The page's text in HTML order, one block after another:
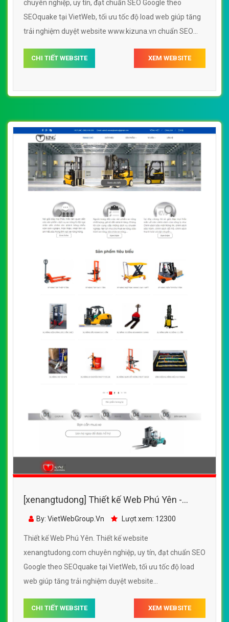
chuyên nghiệp, uy tín, đạt chuẩn SEO Google theo
SEOquake tại VietWeb, tối ưu tốc độ load web giúp tăng
trải nghiệm duyệt website www.kizuna.vn chuẩn SEO
CHI TIẾT WEBSITE XEM WEBSITE
[xenangtudong] Thiết kế Web Phú Yên -
xenangtudong.com
By: VietWebGroup.Vn Lượt xem: 12300
Thiết kế Web Phú Yên. Thiết kế website
xenangtudong.com chuyên nghiệp, uy tín, đạt chuẩn SEO
Google theo SEOquake tại VietWeb, tối ưu tốc độ load
web giúp tăng trải nghiệm duyệt website
CHI TIẾT WEBSITE XEM WEBSITE